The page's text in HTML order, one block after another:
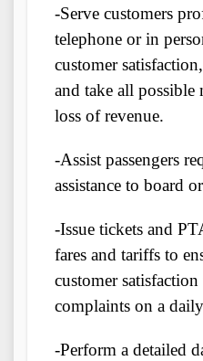
-Serve customers
telephone or in
customer
and take all possible
loss of revenue.
-Assist passengers
assistance to board
-Issue tickets and
fares and tariffs to
customer
complaints on a
-Perform a detailed